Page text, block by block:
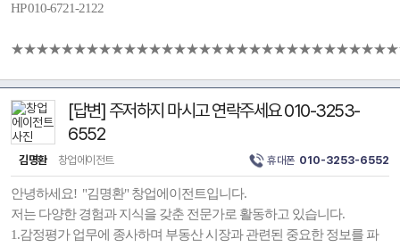
HP 010-6721-2122
[답변] 주저하지 마시고 연락주세요 010-3253-
6552
김명환 창업에이전트 휴대폰 010-3253-6552
안녕하세요! "김명환" 창업에이전트입니다.
저는 다양한 경험과 지식을 갖춘 전문가로 활동하고 있습니다.
1.감정평가 업무에 종사하며 부동산 시장과 관련된 중요한 정보를 파